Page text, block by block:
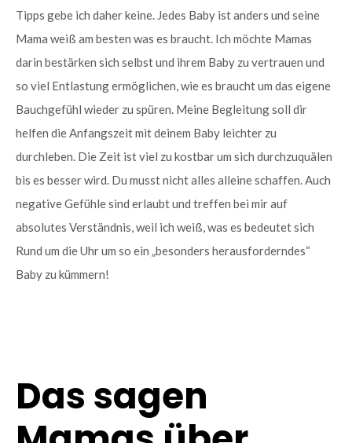
Tipps gebe ich daher keine. Jedes Baby ist anders und seine
Mama weiß am besten was es braucht. Ich möchte Mamas
darin bestärken sich selbst und ihrem Baby zu vertrauen und
so viel Entlastung ermöglichen, wie es braucht um das eigene
Bauchgefühl wieder zu spüren. Meine Begleitung soll dir
helfen die Anfangszeit mit deinem Baby leichter zu
durchleben. Die Zeit ist viel zu kostbar um sich durchzuquälen
bis es besser wird. Du musst nicht alles alleine schaffen. Auch
negative Gefühle sind erlaubt und treffen bei mir auf
absolutes Verständnis, weil ich weiß, was es bedeutet sich
Rund um die Uhr um so ein „besonders herausforderndes“
Baby zu kümmern!
Das sagen